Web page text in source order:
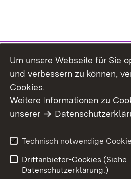
Benutzungshinweise
Um unsere Webseite für Sie
und verbessern zu können,
Cookies.
Weitere Informationen zu
unserer
Technisch notwendige
Drittanbieter-Cookies (Siehe
Datenschutzerklärung.)